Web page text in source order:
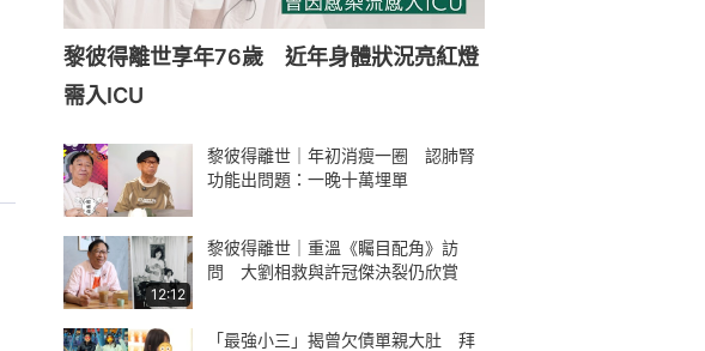
黎彼得離世享年76歲 近年身體狀況亮紅燈
需入ICU
黎彼得離世｜年初消瘦一圈 認肺腎
功能出問題：一晚十萬埋單
12:12
黎彼得離世｜重溫《矚目配角》訪
問 大劉相救與許冠傑決裂仍欣賞
「最強小三」揭曾欠債單親大肚 拜